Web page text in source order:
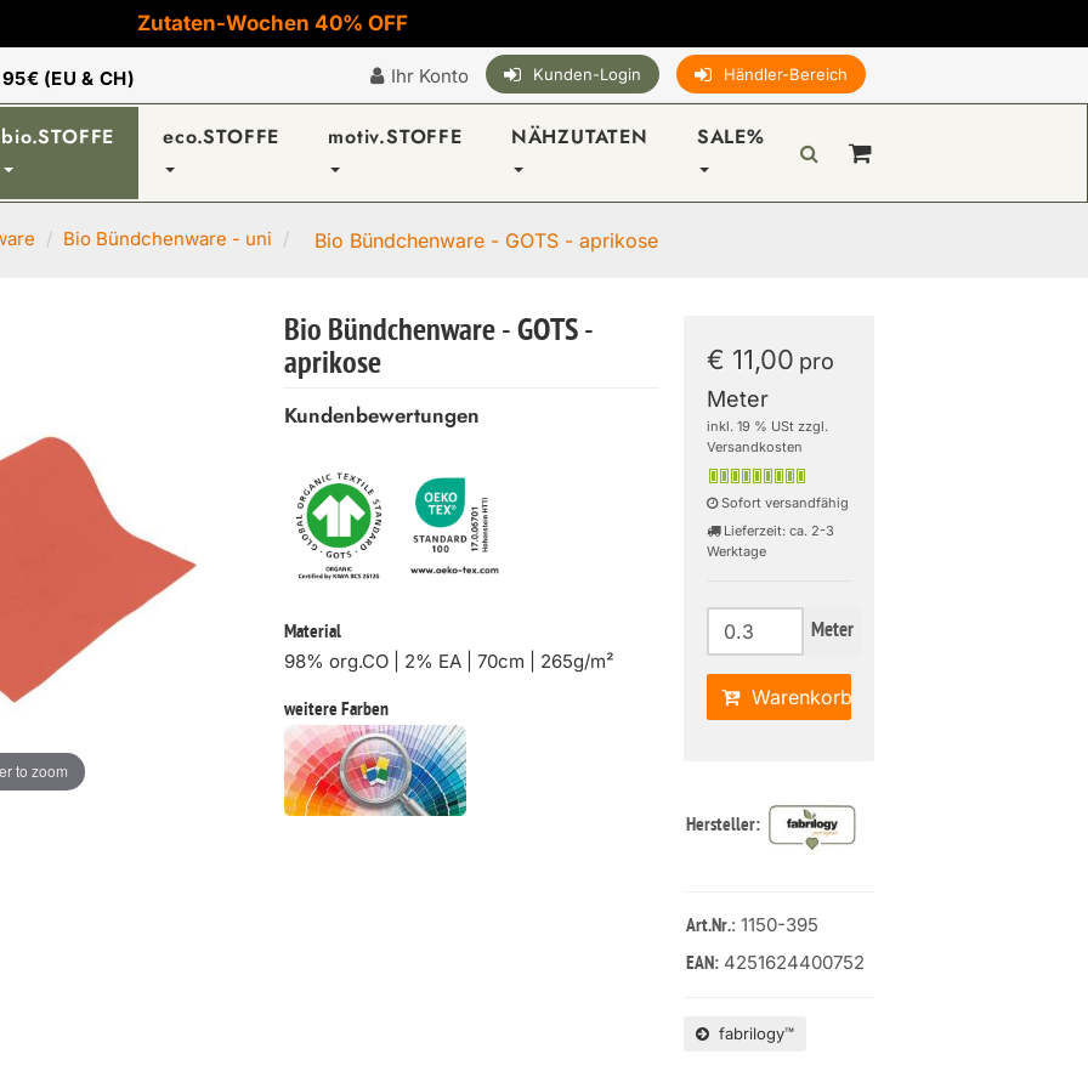
Zutaten-Wochen 40% OFF
95€ (EU & CH) Ihr Konto Kunden-Login Händler-Bereich
bio.STOFFE eco.STOFFE motiv.STOFFE NÄHZUTATEN SALE%
Bio Bündchenware - uni Bio Bündchenware - GOTS - aprikose
to zoom
Bio Bündchenware - GOTS -
aprikose
Kundenbewertungen
Material
98% org.CO | 2% EA | 70cm | 265g/m²
weitere Farben
€ 11,00 pro
Meter
inkl. 19 % USt zzgl.
Versandkosten
Sofort versandfähig
Lieferzeit: ca. 2-3
Werktage
Meter
Warenkorb
Hersteller:
Art.Nr.: 1150-395
EAN: 4251624400752
fabrilogy™